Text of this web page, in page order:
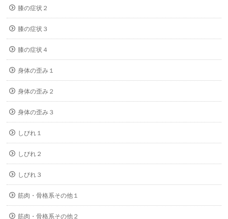
膝の症状２
膝の症状３
膝の症状４
身体の歪み１
身体の歪み２
身体の歪み３
しびれ１
しびれ２
しびれ３
筋肉・骨格系その他１
筋肉・骨格系その他２